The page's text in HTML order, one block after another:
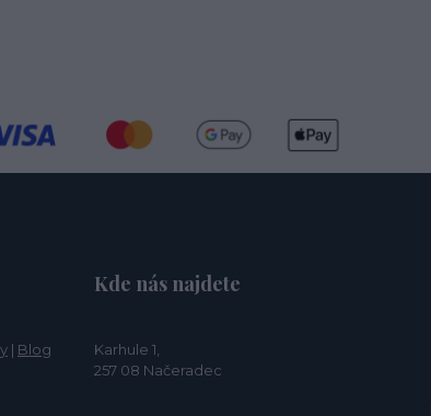
| Blog
Kde nás najdete
Karhule 1,
257 08 Načeradec